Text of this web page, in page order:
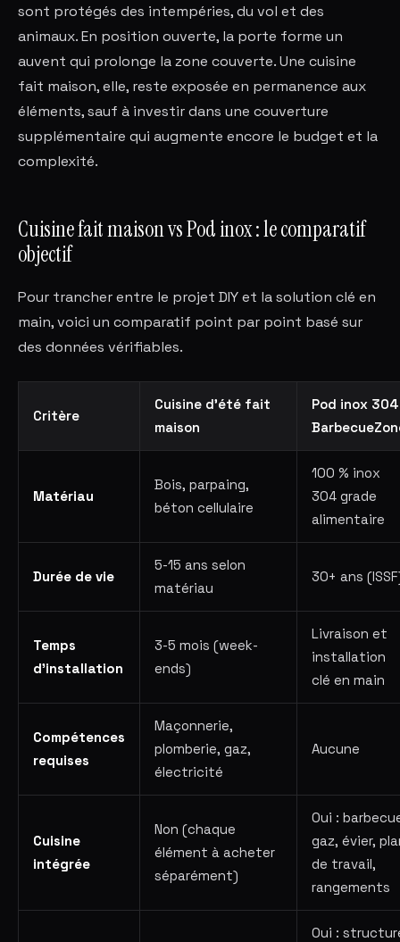
sont protégés des intempéries, du vol et des
animaux. En position ouverte, la porte forme un
auvent qui prolonge la zone couverte. Une cuisine
fait maison, elle, reste exposée en permanence aux
éléments, sauf à investir dans une couverture
supplémentaire qui augmente encore le budget et la
complexité.
Cuisine fait maison vs Pod inox : le comparatif
objectif
Pour trancher entre le projet DIY et la solution clé en
main, voici un comparatif point par point basé sur
des données vérifiables.
Critère
Cuisine d'été fait
maison
Pod inox 304
Matériau
Bois, parpaing,
béton cellulaire
100 % inox
304 grade
alimentaire
Durée de vie
5-15 ans selon
matériau
30+ ans
Temps
d'installation
3-5 mois (week-
ends)
Livraison et
installation
clé en main
Compétences
requises
Maçonnerie,
plomberie, gaz,
électricité
Aucune
Cuisine
intégrée
Non (chaque
élément à acheter
séparément)
Oui :
gaz, évier,
de travail,
rangements
Oui :